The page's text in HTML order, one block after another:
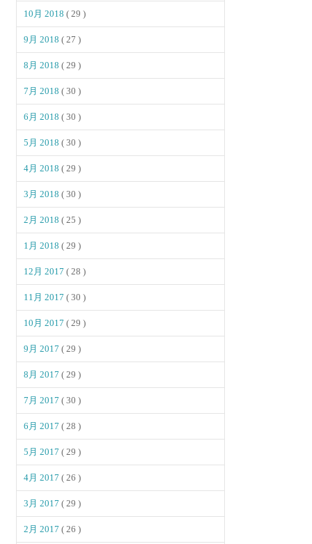
10月 2018( 29 )
9月 2018( 27 )
8月 2018( 29 )
7月 2018( 30 )
6月 2018( 30 )
5月 2018( 30 )
4月 2018( 29 )
3月 2018( 30 )
2月 2018( 25 )
1月 2018( 29 )
12月 2017( 28 )
11月 2017( 30 )
10月 2017( 29 )
9月 2017( 29 )
8月 2017( 29 )
7月 2017( 30 )
6月 2017( 28 )
5月 2017( 29 )
4月 2017( 26 )
3月 2017( 29 )
2月 2017( 26 )